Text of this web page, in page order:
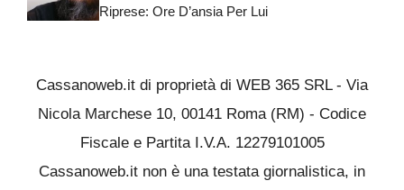
Riprese: Ore D’ansia Per Lui
Cassanoweb.it di proprietà di WEB 365 SRL - Via
Nicola Marchese 10, 00141 Roma (RM) - Codice
Fiscale e Partita I.V.A. 12279101005
Cassanoweb.it non è una testata giornalistica, in